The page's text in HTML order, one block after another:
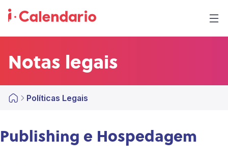
Notas legais
Políticas Legais
Publishing e Hospedagem